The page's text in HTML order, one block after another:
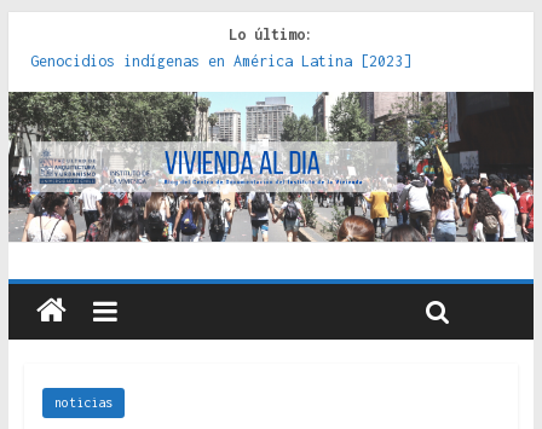
Lo último:
Genocidios indígenas en América Latina [2023]
Estudios sobre la espacialización de los Estados :
políticas, prácticas y representaciones [2022]
Donde el pedernal choca con el acero : hacia una teoría
crítica de las fronteras latinoamericanas [2020]
Criterios técnicos para una vivienda adecuada [2019]
Red de consultorios de la Caja del Seguro Obrero en
Santiago : un patrimonio emblemático [2014]
noticias